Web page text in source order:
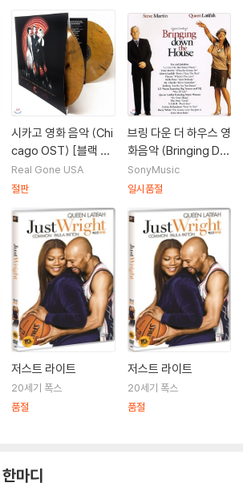
드비토 주연의 <키스>, 덴젤 워싱턴, 안젤리나 졸
등이 있다. 라티파는 <시카고>에서 감옥 안에서
종하며, 돈과 권력을 이용해 교묘하게 사람들을
모튼 역을 맡았고, 이 역으로 2003년 아카데미
트 되었다.
다운 더 하우스>에서는 연기 뿐만 아니라 제작에
배우
마 모튼
연배우
주연배우
벨
연배우
주연배우
주연배우
마우스 메이벨
우
수 있는 일(2008)|조연배우
시카고 영화 음악 (Chi
cago OST) [블랙 &
골드 컬러 2LP]
Real Gone USA
절판
브링 다운 더 하우스 영
화음악 (Bringing Do
wn The House Orig
inal Soundtrack)
SonyMusic
일시품절
저스트 라이트
20세기 폭스
품절
저스트 라이트
20세기 폭스
품절
마디